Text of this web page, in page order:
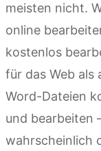
meisten nicht.
online
kostenlos
für das Web als
Word-Dateien
und bearbeiten
wahrscheinlich